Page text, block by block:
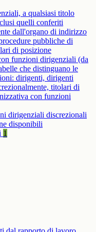
a qualsiasi titolo
quelli conferiti
dall'organo di indirizzo
pubbliche di
di posizione
funzioni dirigenziali (da
che distinguano le
dirigenti, dirigenti
titolari di
con funzioni
dirigenziali discrezionali
disponibili
1